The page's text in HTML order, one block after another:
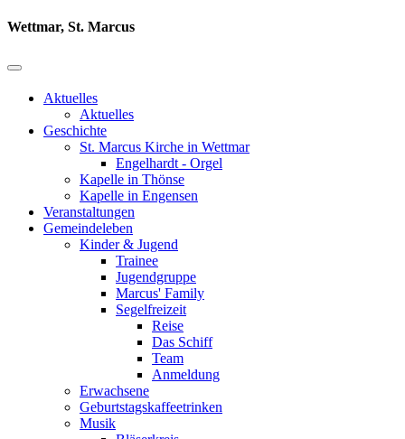
Wettmar, St. Marcus
Aktuelles
Aktuelles
Geschichte
St. Marcus Kirche in Wettmar
Engelhardt - Orgel
Kapelle in Thönse
Kapelle in Engensen
Veranstaltungen
Gemeindeleben
Kinder & Jugend
Trainee
Jugendgruppe
Marcus' Family
Segelfreizeit
Reise
Das Schiff
Team
Anmeldung
Erwachsene
Geburtstagskaffeetrinken
Musik